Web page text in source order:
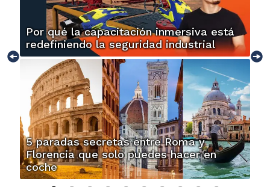
Por qué la capacitación inmersiva está
redefiniendo la seguridad industrial
5 paradas secretas entre Roma y
Florencia que solo puedes hacer en
coche